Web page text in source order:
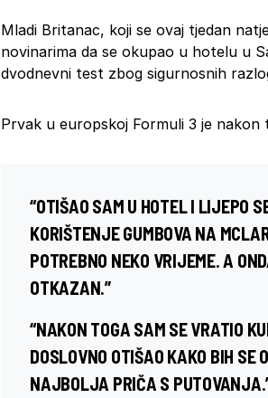
Mladi Britanac, koji se ovaj tjedan
novinarima da se okupao u hotelu u
dvodnevni test zbog sigurnosnih
Prvak u europskoj Formuli 3 je
“OTIŠAO SAM U HOTEL I LIJEPO
KORIŠTENJE GUMBOVA NA
POTREBNO NEKO VRIJEME. A
OTKAZAN.”
“NAKON TOGA SAM SE VRATIO
DOSLOVNO OTIŠAO KAKO BIH SE
NAJBOLJA PRIČA S